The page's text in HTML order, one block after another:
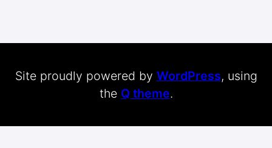
Site proudly powered by WordPress, using
the Q theme.